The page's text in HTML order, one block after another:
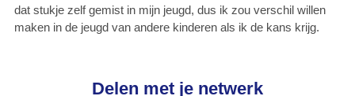
dat stukje zelf gemist in mijn jeugd, dus ik zou verschil willen
maken in de jeugd van andere kinderen als ik de kans krijg.
Delen met je netwerk